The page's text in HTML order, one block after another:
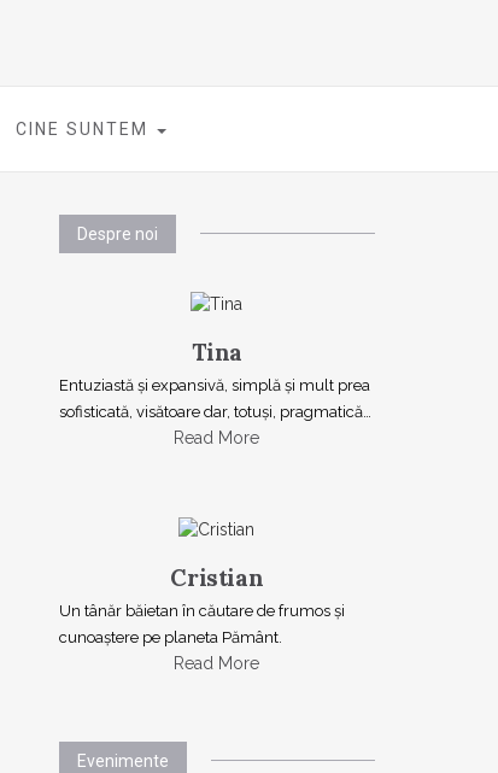
CINE SUNTEM
Despre noi
Tina
Entuziastă şi expansivă, simplă şi mult prea
sofisticată, visătoare dar, totuşi, pragmatică…
Read More
Cristian
Un tânăr băietan în căutare de frumos și
cunoaștere pe planeta Pământ.
Read More
Evenimente